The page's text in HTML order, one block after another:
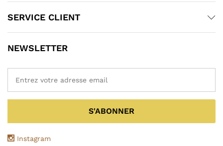
SERVICE CLIENT
NEWSLETTER
Instagram